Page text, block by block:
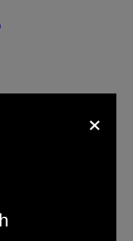
Animals
Study Finds
×